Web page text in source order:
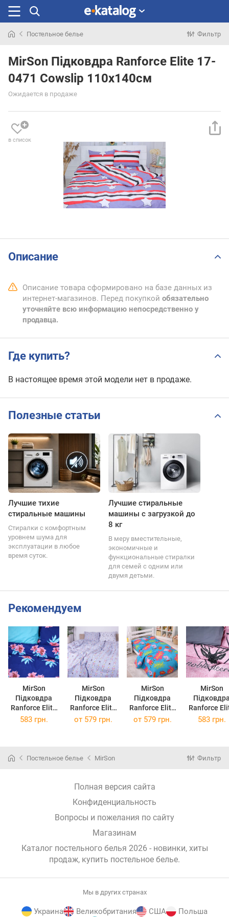
раньше
Постельное белье Фильтр
MirSon Підковдра Ranforce Elite 17-
0471 Cowslip 110x140см
Ожидается в продаже
в список
Описание
Описание товара сформировано на базе данных из
интернет-магазинов. Перед покупкой обязательно
уточняйте всю информацию непосредственно у
продавца.
Где купить?
В настоящее время этой модели нет в продаже.
Полезные статьи
Лучшие тихие
стиральные машины
Стиралки с комфортным
уровнем шума для
эксплуатации в любое
время суток.
Лучшие стиральные
машины с загрузкой до
8 кг
В меру вместительные,
экономичные и
функциональные стиралки
для семей с одним или
двумя детьми.
Рекомендуем
MirSon
Підковдра
Ranforce Elite
17-0454 Elden
MirSon
Підковдра
Ranforce Elite
17-0527
MirSon
Підковдра
Ranforce Elite
17-0507 Peppa
MirSon
Ranforce
17-0516
583 грн. от 579 грн. от 579 грн. 583 грн.
Постельное белье MirSon Фильтр
Полная версия сайта
Конфиденциальность
Вопросы и пожелания по сайту
Магазинам
Каталог постельного белья 2026 - новинки, хиты
продаж, купить постельное белье.
Мы в других странах
Украина Великобритания США Польша